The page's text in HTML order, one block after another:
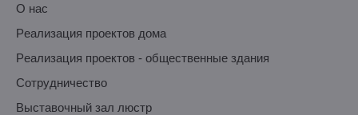
O нас
Pеализация проектов дома
Pеализация проектов - общественные здания
Сотрудничество
Выставочный зал люстр